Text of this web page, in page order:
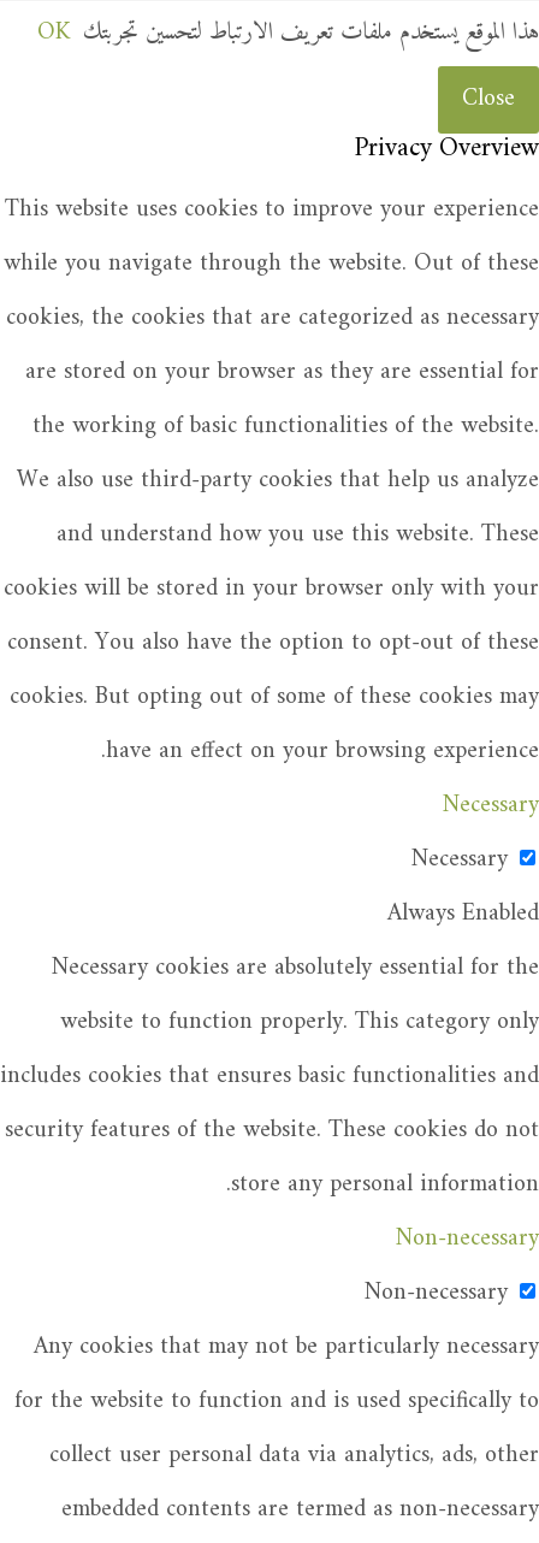
هذا الموقع يستخدم ملفات تعريف الارتباط لتحسين تجربتك OK
Close
Privacy Overview
This website uses cookies to improve your experience
while you navigate through the website. Out of these
cookies, the cookies that are categorized as necessary
are stored on your browser as they are essential for
the working of basic functionalities of the website.
We also use third-party cookies that help us analyze
and understand how you use this website. These
cookies will be stored in your browser only with your
consent. You also have the option to opt-out of these
cookies. But opting out of some of these cookies may
have an effect on your browsing experience.
Necessary
Necessary
Always Enabled
Necessary cookies are absolutely essential for the
website to function properly. This category only
includes cookies that ensures basic functionalities and
security features of the website. These cookies do not
store any personal information.
Non-necessary
Non-necessary
Any cookies that may not be particularly necessary
for the website to function and is used specifically to
collect user personal data via analytics, ads, other
embedded contents are termed as non-necessary